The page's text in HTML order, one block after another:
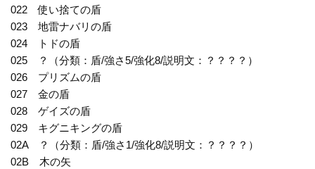
022 使い捨ての盾
023 地雷ナバリの盾
024 トドの盾
025 ？（分類：盾/強さ5/強化8/説明文：？？？？）
026 プリズムの盾
027 金の盾
028 ゲイズの盾
029 キグニキングの盾
02A ？（分類：盾/強さ1/強化8/説明文：？？？？）
02B 木の矢